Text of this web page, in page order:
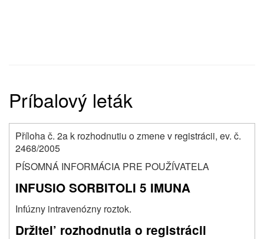
Príbalový leták
Příloha č. 2a k rozhodnutiu o zmene v registrácii, ev. č.
2468/2005
PÍSOMNÁ INFORMÁCIA PRE POUŽÍVATELA
INFUSIO SORBITOLI 5 IMUNA
Infúzny intravenózny roztok.
Držitel’ rozhodnutia o registrácii